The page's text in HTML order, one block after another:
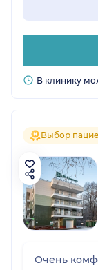
В клинику
Выбор
Очень